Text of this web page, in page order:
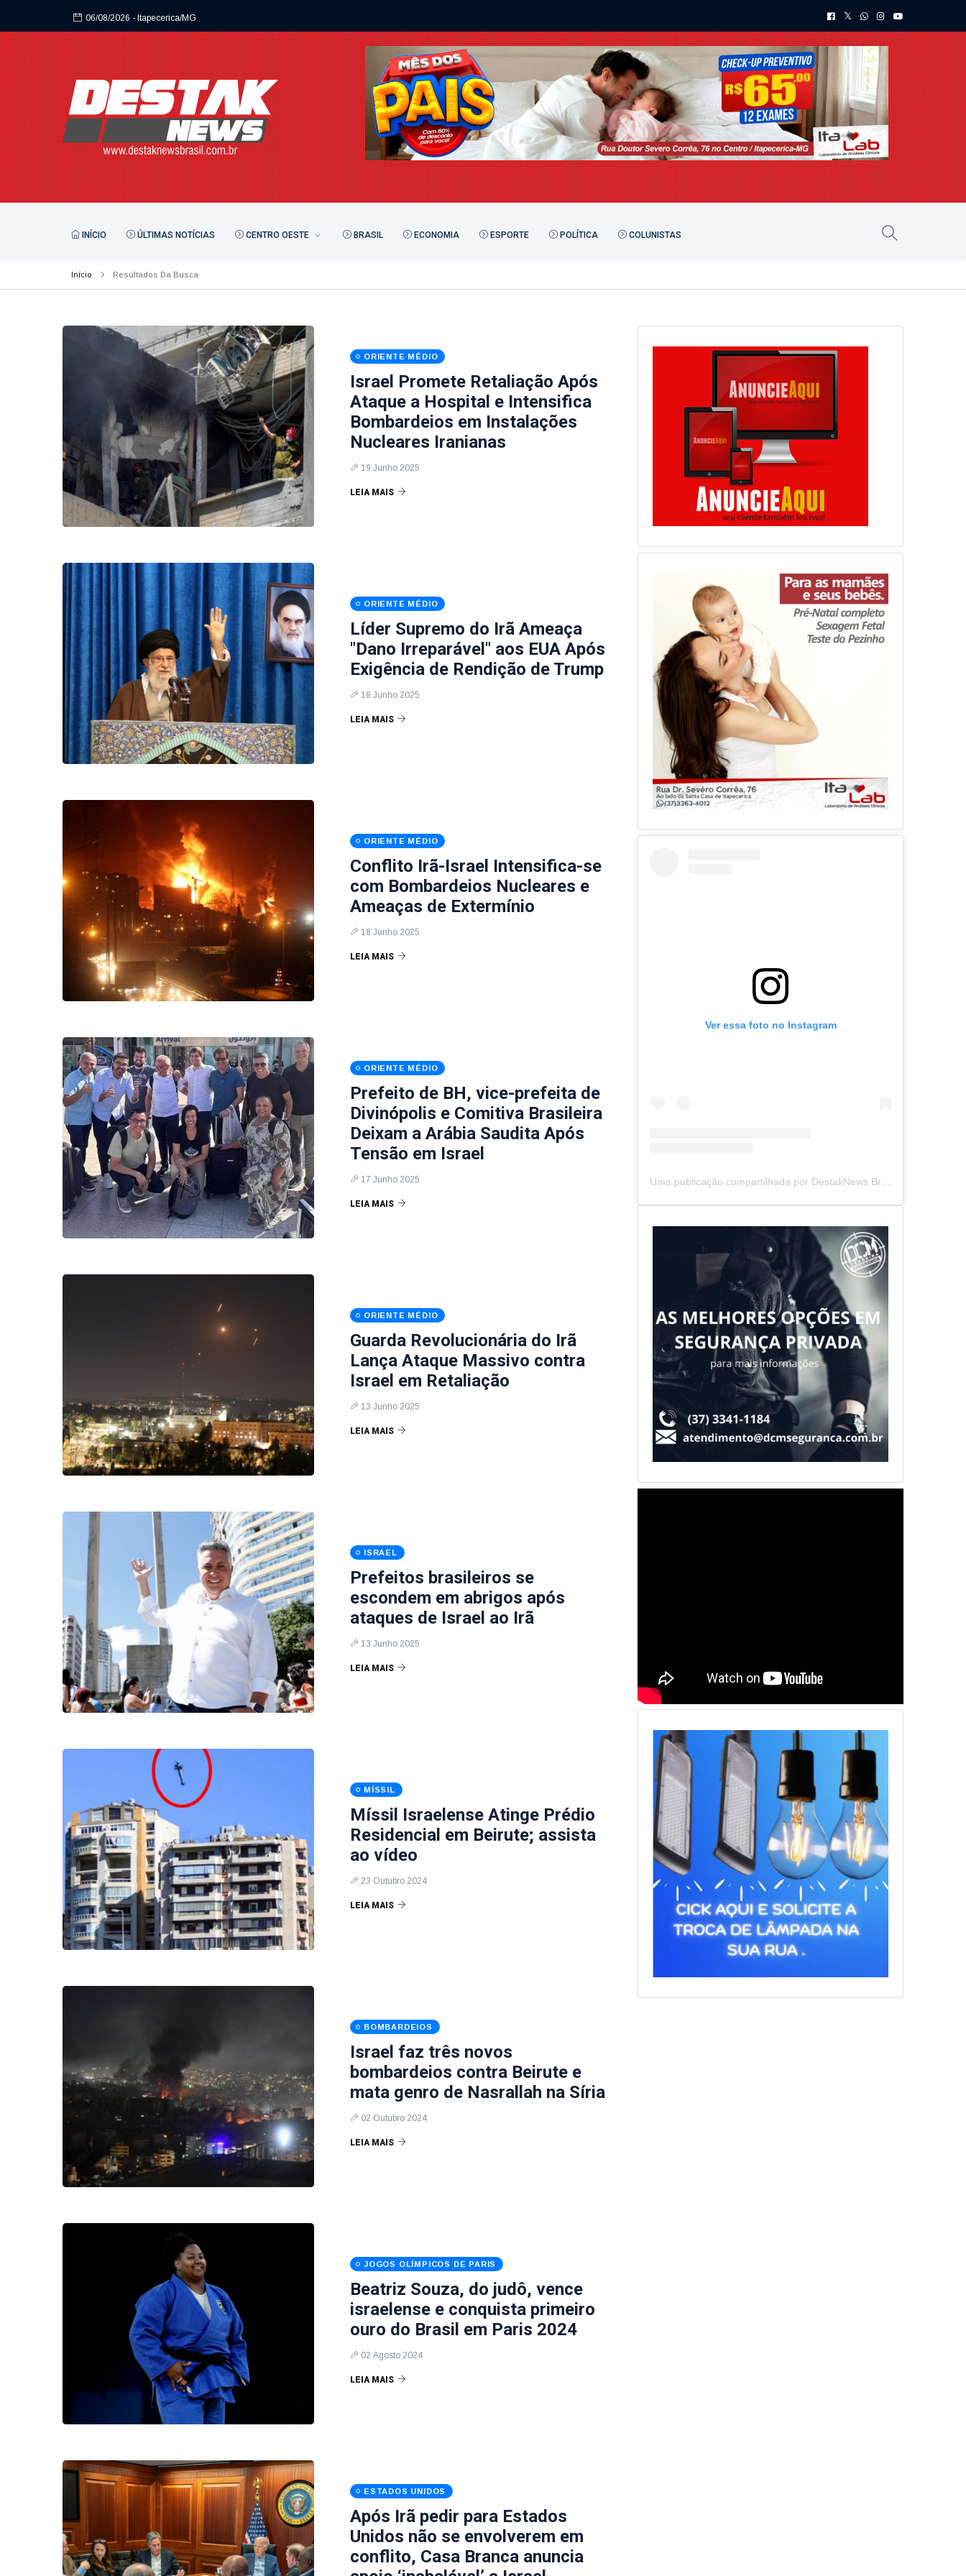
06/08/2026 - Itapecerica/MG
INÍCIO ÚLTIMAS NOTÍCIAS CENTRO OESTE BRASIL ECONOMIA ESPORTE POLÍTICA COLUNISTAS
Início Resultados Da Busca
ORIENTE MÉDIO
Israel Promete Retaliação Após
Ataque a Hospital e Intensifica
Bombardeios em Instalações
Nucleares Iranianas
19 Junho 2025
LEIA MAIS
ORIENTE MÉDIO
Líder Supremo do Irã Ameaça
"Dano Irreparável" aos EUA Após
Exigência de Rendição de Trump
18 Junho 2025
LEIA MAIS
ORIENTE MÉDIO
Conflito Irã-Israel Intensifica-se
com Bombardeios Nucleares e
Ameaças de Extermínio
18 Junho 2025
LEIA MAIS
ORIENTE MÉDIO
Prefeito de BH, vice-prefeita de
Divinópolis e Comitiva Brasileira
Deixam a Arábia Saudita Após
Tensão em Israel
17 Junho 2025
LEIA MAIS
ORIENTE MÉDIO
Guarda Revolucionária do Irã
Lança Ataque Massivo contra
Israel em Retaliação
13 Junho 2025
LEIA MAIS
ISRAEL
Prefeitos brasileiros se
escondem em abrigos após
ataques de Israel ao Irã
13 Junho 2025
LEIA MAIS
MÍSSIL
Míssil Israelense Atinge Prédio
Residencial em Beirute; assista
ao vídeo
23 Outubro 2024
LEIA MAIS
BOMBARDEIOS
Israel faz três novos
bombardeios contra Beirute e
mata genro de Nasrallah na Síria
02 Outubro 2024
LEIA MAIS
JOGOS OLÍMPICOS DE PARIS
Beatriz Souza, do judô, vence
israelense e conquista primeiro
ouro do Brasil em Paris 2024
02 Agosto 2024
LEIA MAIS
ESTADOS UNIDOS
Após Irã pedir para Estados
Unidos não se envolverem em
conflito, Casa Branca anuncia
Ver essa foto no Instagram